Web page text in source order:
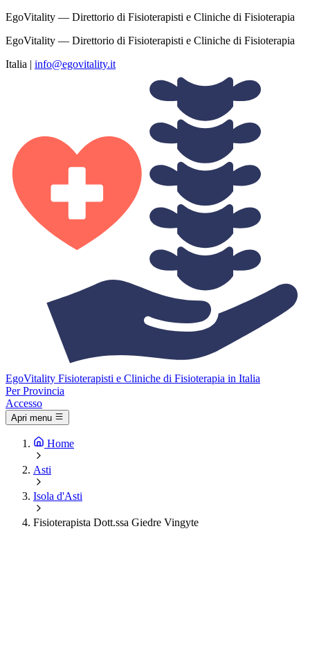
EgoVitality — Direttorio di Fisioterapisti e Cliniche di Fisioterapia
EgoVitality — Direttorio di Fisioterapisti e Cliniche di Fisioterapia
Italia | info@egovitality.it
EgoVitality Fisioterapisti e Cliniche di Fisioterapia in Italia
Per Provincia
Accesso
Apri menu
Home
Asti
Isola d'Asti
Fisioterapista Dott.ssa Giedre Vingyte